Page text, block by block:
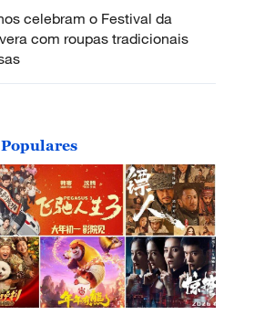
celebram o Festival da
com roupas tradicionais